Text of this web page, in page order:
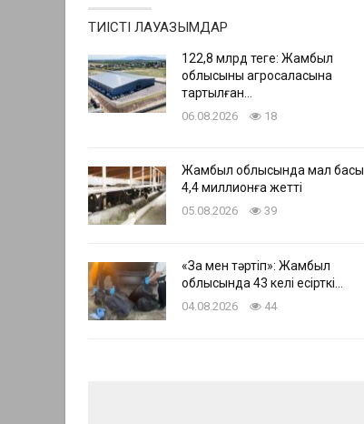
ТИІСТІ ЛАУАЗЫМДАР
122,8 млрд теңге: Жамбыл
облысының агросаласына
тартылған…
06.08.2026 18
Жамбыл облысында мал басы
4,4 миллионға жетті
05.08.2026 39
«Заң мен тәртіп»: Жамбыл
облысында 43 келі есірткі…
04.08.2026 44